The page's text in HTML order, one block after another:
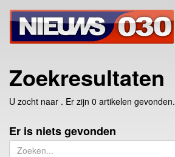
Zoekresultaten
U zocht naar . Er zijn 0 artikelen gevonden.
Er is niets gevonden